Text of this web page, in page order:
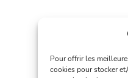
Pour offrir les
cookies pour stocker